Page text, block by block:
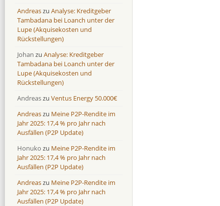
Moncera
8,0 %
Monestro
9,1 %
Neo Finance
Omaraha
16,4 %
Moncera
11,1 %
Monestro
>1000%
Neo Finance
Omaraha
18,0 %
Andreaszu Analyse: Kreditgeber
Tambadana bei Loanch unter der
Lupe (Akquisekosten und
Rückstellungen)
Johan zu Analyse: Kreditgeber
Tambadana bei Loanch unter der
Lupe (Akquisekosten und
Rückstellungen)
Andreaszu Ventus Energy 50.000€
Andreaszu Meine P2P-Rendite im
Jahr 2025: 17,4 % pro Jahr nach
Ausfällen (P2P Update)
Honuko zu Meine P2P-Rendite im
Jahr 2025: 17,4 % pro Jahr nach
Ausfällen (P2P Update)
Andreaszu Meine P2P-Rendite im
Jahr 2025: 17,4 % pro Jahr nach
Ausfällen (P2P Update)